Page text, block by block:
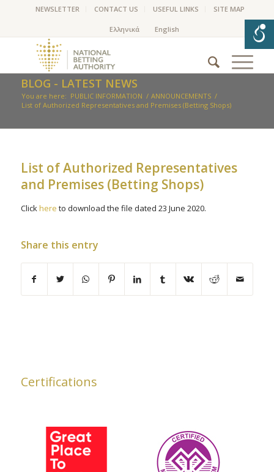
NEWSLETTER CONTACT US USEFUL LINKS SITE MAP
BLOG - LATEST NEWS
You are here: PUBLIC INFORMATION / ANNOUNCEMENTS /
List of Authorized Representatives and Premises (Betting Shops)
List of Authorized Representatives
and Premises (Betting Shops)
Clickhere to download the file dated 23 June 2020.
Share this entry
Certifications